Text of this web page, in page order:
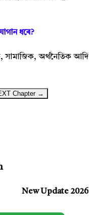
ধৰে?
সামাজিক, অৰ্থনৈতিক আদি
Chapter →
New Update 2026